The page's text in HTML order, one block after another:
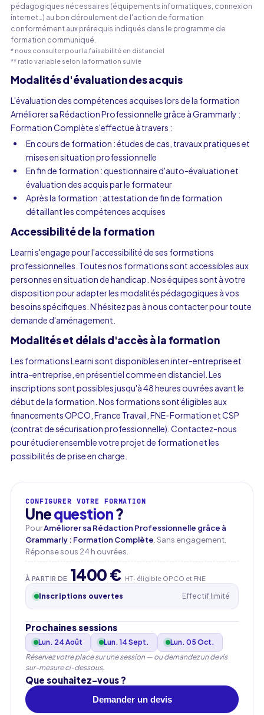
Prénom
Nom
pédagogiques nécessaires (équipements informatiques, connexion
internet…) au bon déroulement de l'action de formation
conformément aux prérequis indiqués dans le programme de
formation communiqué.
* nous consulter pour la faisabilité en distanciel
** ratio variable selon la formation suivie
Modalités d'évaluation des acquis
L'évaluation des compétences acquises lors de la formation
Améliorer sa Rédaction Professionnelle grâce à Grammarly :
Formation Complète s'effectue à travers :
En cours de formation : études de cas, travaux pratiques et
mises en situation professionnelle
En fin de formation : questionnaire d'auto-évaluation et
évaluation des acquis par le formateur
Après la formation : attestation de fin de formation
détaillant les compétences acquises
Accessibilité de la formation
Learni s'engage pour l'accessibilité de ses formations
professionnelles. Toutes nos formations sont accessibles aux
personnes en situation de handicap. Nos équipes sont à votre
disposition pour adapter les modalités pédagogiques à vos
besoins spécifiques. N'hésitez pas à nous contacter pour toute
demande d'aménagement.
Modalités et délais d'accès à la formation
Les formations Learni sont disponibles en inter-entreprise et
intra-entreprise, en présentiel comme en distanciel. Les
inscriptions sont possibles jusqu'à 48 heures ouvrées avant le
début de la formation. Nos formations sont éligibles aux
financements OPCO, France Travail, FNE-Formation et CSP
(contrat de sécurisation professionnelle). Contactez-nous
pour étudier ensemble votre projet de formation et les
possibilités de prise en charge.
CONFIGURER VOTRE FORMATION
Unequestion?
PourAméliorer sa Rédaction Professionnelle grâce à
Grammarly : Formation Complète . Sans engagement.
Réponse sous 24 h ouvrées.
À PARTIR DE 1400 € HT · éligible OPCO et FNE
Inscriptions ouvertes Effectif limité
Prochaines sessions
Lun. 24 Août Lun. 14 Sept.
Lun. 05 Oct.
Réservez votre place sur une session — ou demandez un devis
sur-mesure ci-dessous.
Que souhaitez-vous ?
Demander un devis